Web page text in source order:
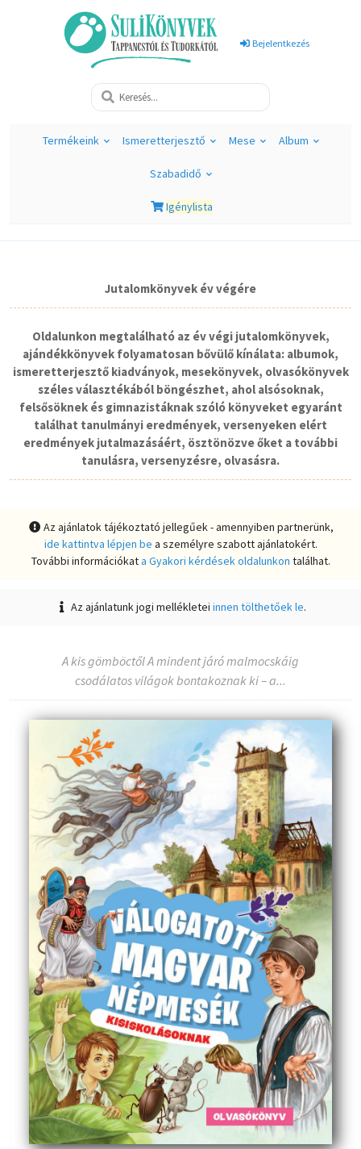
Bejelentkezés
Termékeink Ismeretterjesztő Mese Album
Szabadidő
Igénylista
Jutalomkönyvek év végére
Oldalunkon megtalálható az év végi jutalomkönyvek,
ajándékkönyvek folyamatosan bővülő kínálata: albumok,
ismeretterjesztő kiadványok, mesekönyvek, olvasókönyvek
széles választékából böngészhet, ahol alsósoknak,
felsősöknek és gimnazistáknak szóló könyveket egyaránt
találhat tanulmányi eredmények, versenyeken elért
eredmények jutalmazásáért, ösztönözve őket a további
tanulásra, versenyzésre, olvasásra.
Az ajánlatok tájékoztató jellegűek - amennyiben partnerünk,
ide kattintva lépjen be a személyre szabott ajánlatokért.
További információkata Gyakori kérdések oldalunkon találhat.
Az ajánlatunk jogi mellékleteiinnen tölthetőek le.
A kis gömböctől A mindent járó malmocskáig
csodálatos világok bontakoznak ki – a...